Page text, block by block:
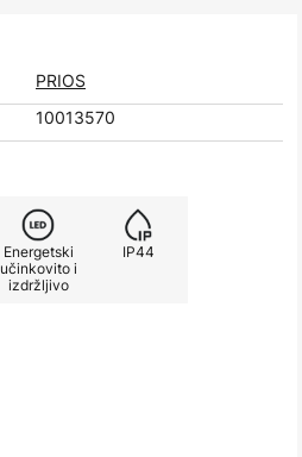
PRIOS
10013570
Energetski
učinkovito i
izdržljivo
IP44